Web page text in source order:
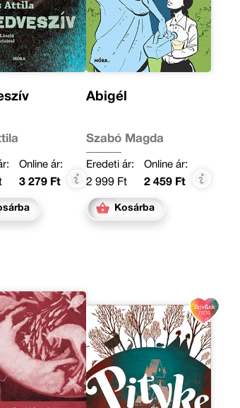
Online ár:
3 279 Ft
Abigél
Szabó Magda
Eredeti ár:
2 999 Ft
Online ár:
2 459 Ft
Kosárba